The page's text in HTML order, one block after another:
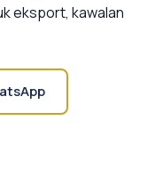
eksport, kawalan